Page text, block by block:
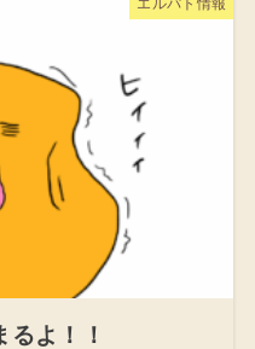
よ！！